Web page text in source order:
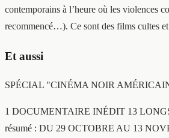
contemporains à l’heure où les violences
recommencé…). Ce sont des films cultes
Et aussi
SPÉCIAL "CINÉMA NOIR
1 DOCUMENTAIRE INÉDIT 13
résumé : DU 29 OCTOBRE AU 13